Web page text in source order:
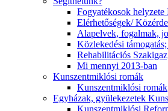
Fogyatékosok
Elérhetőségek/
Alapelvek, fogalmak,
Közlekedési
Rehabilitációs
Mi mennyi 2013-ban
Kunszentmiklósi romák
Kunszentmiklósi romák
Egyházak, gyülekezetek
Kunszentmiklósi